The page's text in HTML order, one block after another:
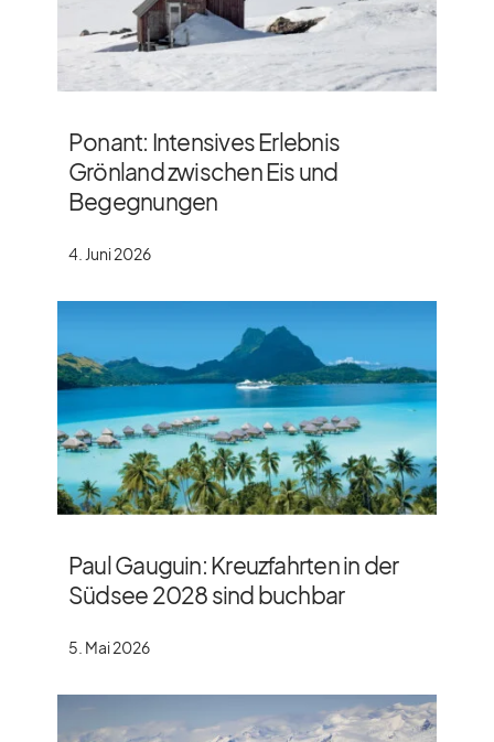
Ponant: Intensives Erlebnis
Grönland zwischen Eis und
Begegnungen
4. Juni 2026
Paul Gauguin: Kreuzfahrten in der
Südsee 2028 sind buchbar
5. Mai 2026